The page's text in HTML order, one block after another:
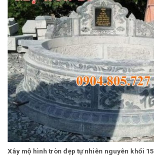
Xây mộ hình tròn đẹp tự nhiên nguyên khối 15